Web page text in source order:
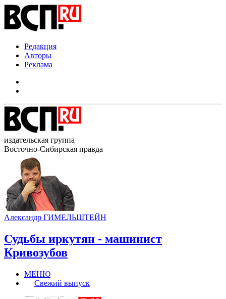
Редакция
Авторы
Реклама
издательская группа
Восточно-Сибирская правда
Александр ГИМЕЛЬШТЕЙН
Судьбы иркутян - машинист
Кривозубов
МЕНЮ
Свежий выпуск